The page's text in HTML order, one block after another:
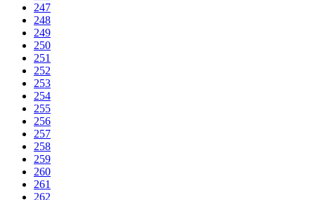
247
248
249
250
251
252
253
254
255
256
257
258
259
260
261
262